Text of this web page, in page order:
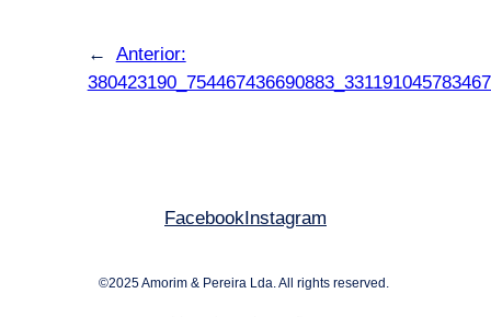
←
Anterior:
Facebook Instagram
©2025 Amorim & Pereira Lda. All rights reserved.